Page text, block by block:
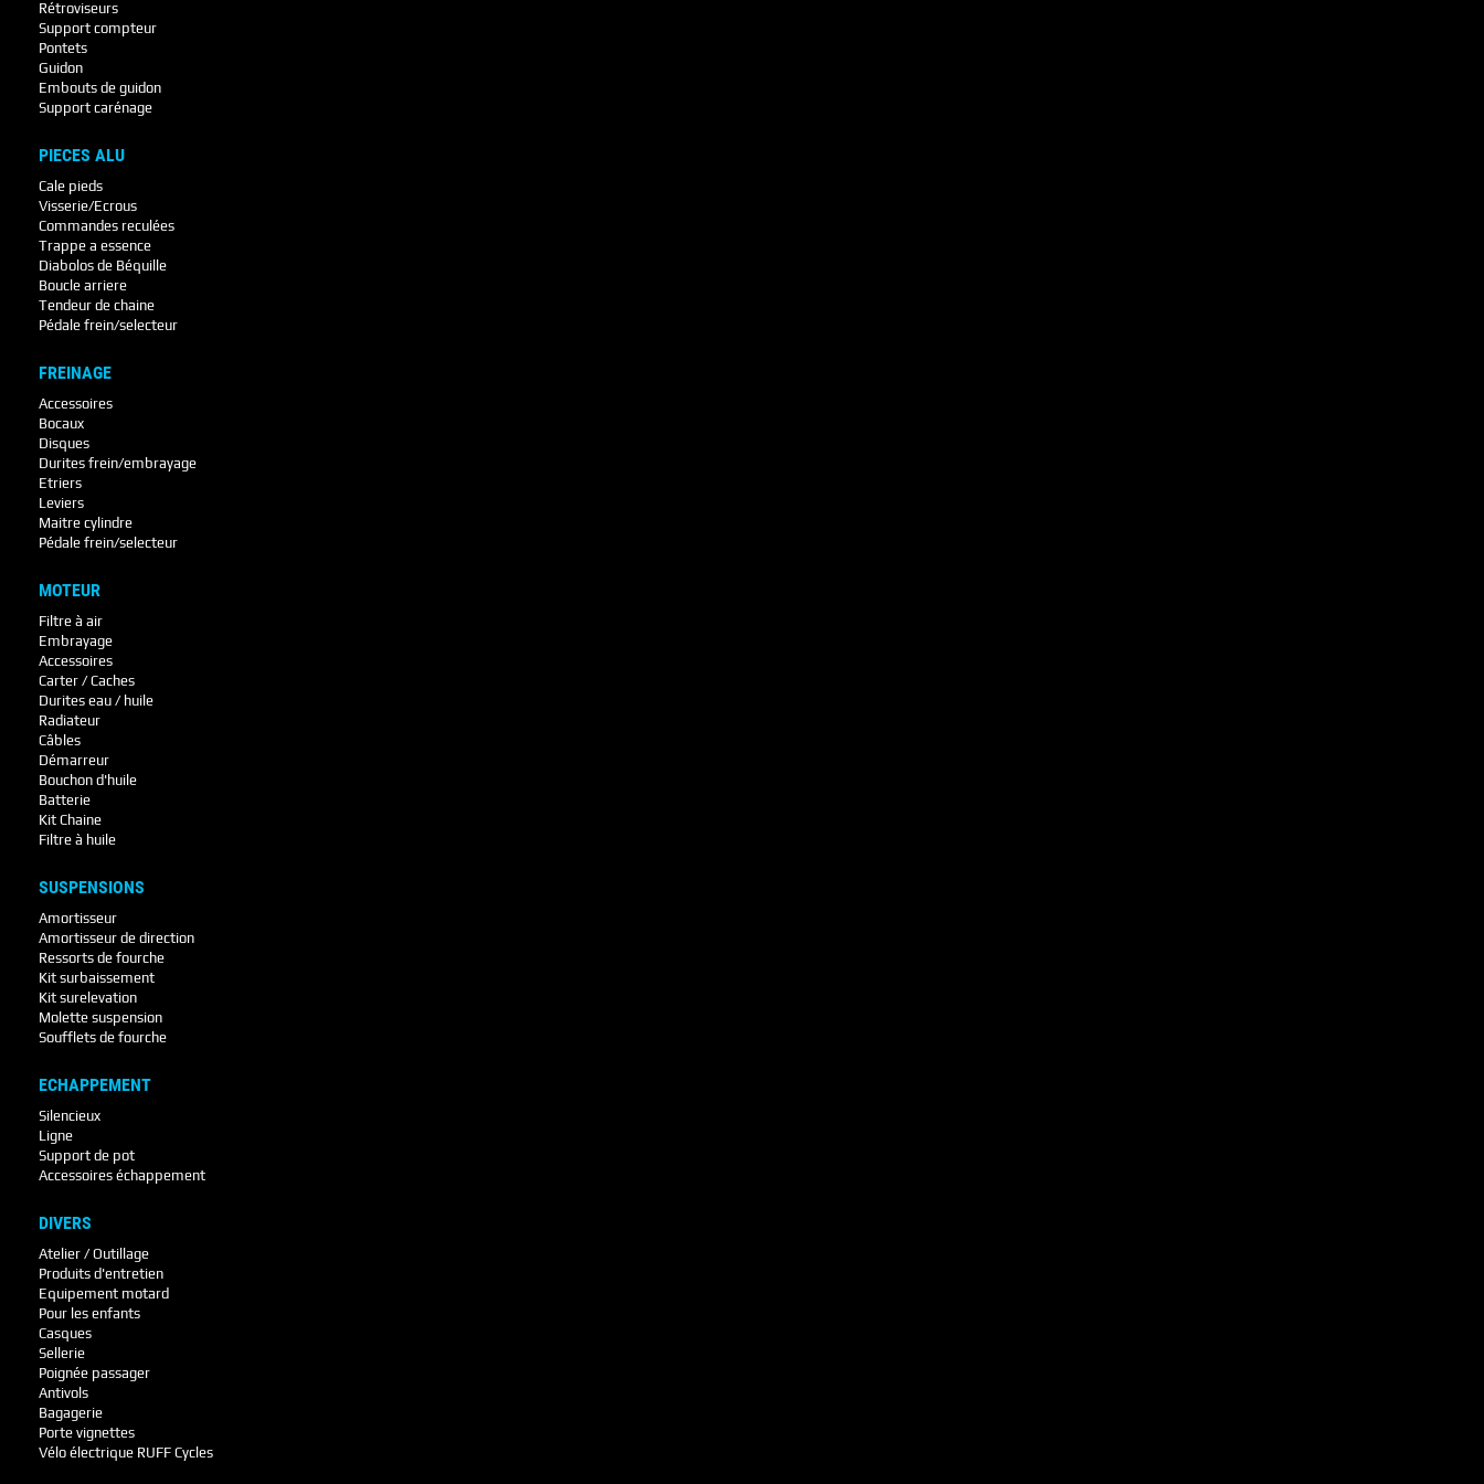
Rétroviseurs
Support compteur
Pontets
Guidon
Embouts de guidon
Support carénage
PIECES ALU
Cale pieds
Visserie/Ecrous
Commandes reculées
Trappe a essence
Diabolos de Béquille
Boucle arriere
Tendeur de chaine
Pédale frein/selecteur
FREINAGE
Accessoires
Bocaux
Disques
Durites frein/embrayage
Etriers
Leviers
Maitre cylindre
Pédale frein/selecteur
MOTEUR
Filtre à air
Embrayage
Accessoires
Carter / Caches
Durites eau / huile
Radiateur
Câbles
Démarreur
Bouchon d'huile
Batterie
Kit Chaine
Filtre à huile
SUSPENSIONS
Amortisseur
Amortisseur de direction
Ressorts de fourche
Kit surbaissement
Kit surelevation
Molette suspension
Soufflets de fourche
ECHAPPEMENT
Silencieux
Ligne
Support de pot
Accessoires échappement
DIVERS
Atelier / Outillage
Produits d'entretien
Equipement motard
Pour les enfants
Casques
Sellerie
Poignée passager
Antivols
Bagagerie
Porte vignettes
Vélo électrique RUFF Cycles